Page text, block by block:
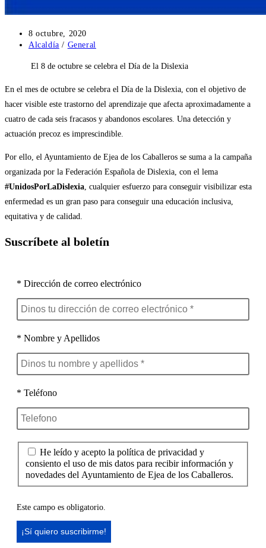
Publicación
de
entrada:
8 octubre, 2020
Categoría
la
Alcaldía / General
El 8 de octubre se celebra el Día de la Dislexia
En el mes de octubre se celebra el Día de la Dislexia, con el objetivo de
hacer visible este trastorno del aprendizaje que afecta aproximadamente a
cuatro de cada seis fracasos y abandonos escolares. Una detección y
actuación precoz es imprescindible.
Por ello, el Ayuntamiento de Ejea de los Caballeros se suma a la campaña
organizada por la Federación Española de Dislexia, con el lema
#UnidosPorLaDislexia , cualquier esfuerzo para conseguir visibilizar esta
enfermedad es un gran paso para conseguir una educación inclusiva,
equitativa y de calidad.
Suscríbete al boletín
* Dirección de correo electrónico
* Nombre y Apellidos
* Teléfono
He leído y acepto la política de privacidad y
consiento el uso de mis datos para recibir información y
novedades del Ayuntamiento de Ejea de los Caballeros.
Este campo es obligatorio.